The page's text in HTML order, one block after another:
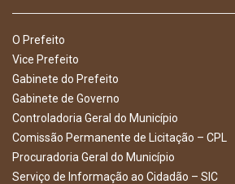
O Prefeito
Vice Prefeito
Gabinete do Prefeito
Gabinete de Governo
Controladoria Geral do Município
Comissão Permanente de Licitação – CPL
Procuradoria Geral do Município
Serviço de Informação ao Cidadão – SIC